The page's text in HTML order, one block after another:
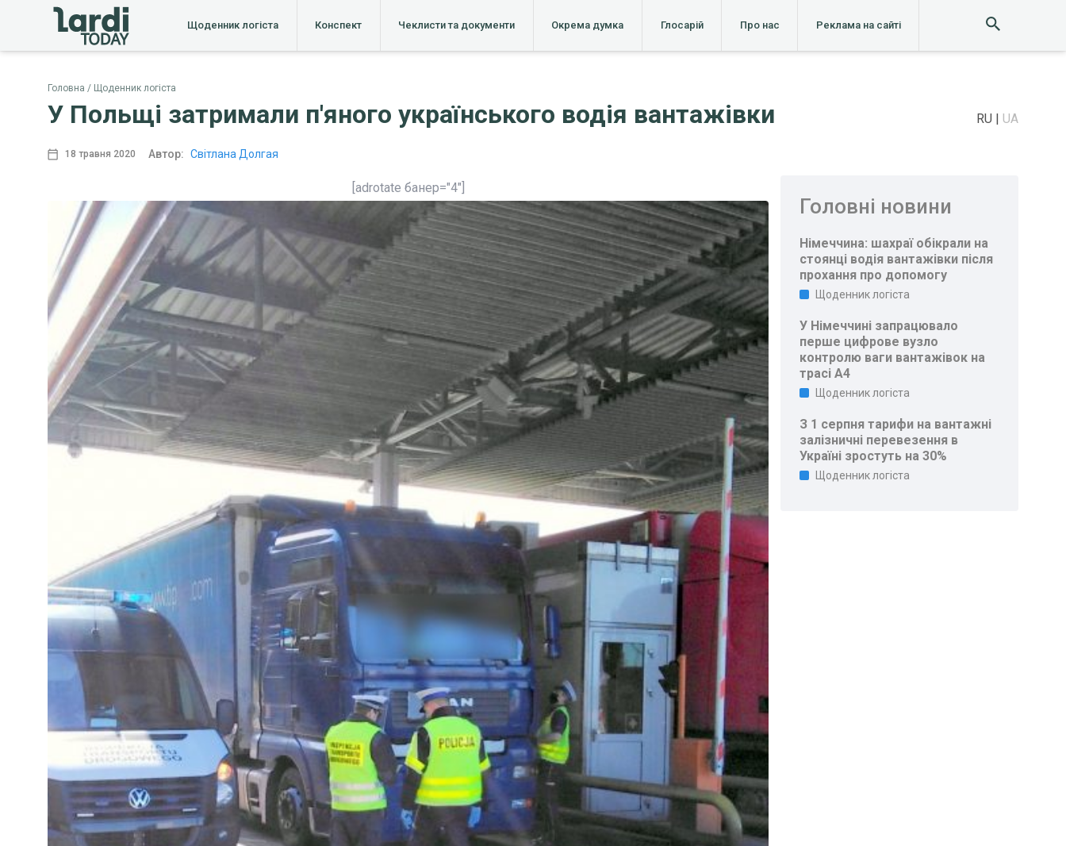
Щоденник логіста Конспект Чеклисти та документи Окрема думка Глосарій Про нас Реклама на сайті
Головна Щоденник логіста
У Польщі затримали п'яного українського водія вантажівки RU UA
18 травня 2020 Автор: Світлана Долгая
[adrotate банер="4"]
Головні новини
Німеччина: шахраї обікрали на
стоянці водія вантажівки після
прохання про допомогу
Щоденник логіста
У Німеччині запрацювало
перше цифрове вузло
контролю ваги вантажівок на
трасі A4
Щоденник логіста
З 1 серпня тарифи на вантажні
залізничні перевезення в
Україні зростуть на 30%
Щоденник логіста